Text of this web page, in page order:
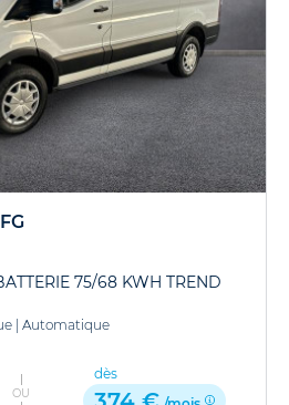
75/68 KWH TREND
Automatique
OU
dès